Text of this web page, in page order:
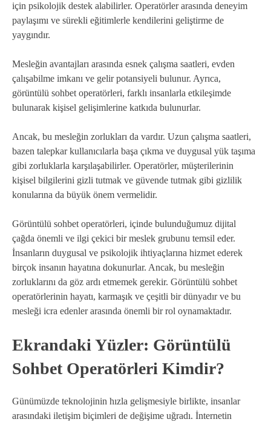
için psikolojik destek alabilirler. Operatörler arasında deneyim
paylaşımı ve sürekli eğitimlerle kendilerini geliştirme de
yaygındır.
Mesleğin avantajları arasında esnek çalışma saatleri, evden
çalışabilme imkanı ve gelir potansiyeli bulunur. Ayrıca,
görüntülü sohbet operatörleri, farklı insanlarla etkileşimde
bulunarak kişisel gelişimlerine katkıda bulunurlar.
Ancak, bu mesleğin zorlukları da vardır. Uzun çalışma saatleri,
bazen talepkar kullanıcılarla başa çıkma ve duygusal yük taşıma
gibi zorluklarla karşılaşabilirler. Operatörler, müşterilerinin
kişisel bilgilerini gizli tutmak ve güvende tutmak gibi gizlilik
konularına da büyük önem vermelidir.
Görüntülü sohbet operatörleri, içinde bulunduğumuz dijital
çağda önemli ve ilgi çekici bir meslek grubunu temsil eder.
İnsanların duygusal ve psikolojik ihtiyaçlarına hizmet ederek
birçok insanın hayatına dokunurlar. Ancak, bu mesleğin
zorluklarını da göz ardı etmemek gerekir. Görüntülü sohbet
operatörlerinin hayatı, karmaşık ve çeşitli bir dünyadır ve bu
mesleği icra edenler arasında önemli bir rol oynamaktadır.
Ekrandaki Yüzler: Görüntülü
Sohbet Operatörleri Kimdir?
Günümüzde teknolojinin hızla gelişmesiyle birlikte, insanlar
arasındaki iletişim biçimleri de değişime uğradı. İnternetin